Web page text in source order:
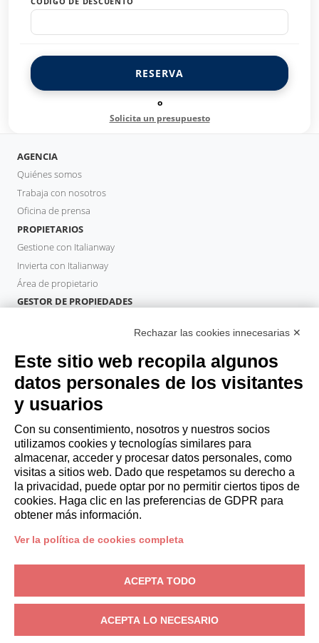
RESERVA
o
Solicita un presupuesto
AGENCIA
Quiénes somos
Trabaja con nosotros
Oficina de prensa
PROPIETARIOS
Gestione con Italianway
Invierta con Italianway
Área de propietario
GESTOR DE PROPIEDADES
HUÉSPEDES
Reserve una estancia
Estancias largas
Experiencias para los Huéspedes
Descuentos para husespedes
Convenios para empresas
booking@italianway.house
+390286882952
N.° de IVA: 08839180968 -PMI Innovativa
Privacidad-Condiciones-Cookies-Whistleblowing
Rechazar las cookies innecesarias ✕
Este sitio web recopila algunos
datos personales de los visitantes
y usuarios
Con su consentimiento, nosotros y nuestros socios
utilizamos cookies y tecnologías similares para
almacenar, acceder y procesar datos personales, como
visitas a sitios web. Dado que respetamos su derecho a
la privacidad, puede optar por no permitir ciertos tipos de
cookies. Haga clic en las preferencias de GDPR para
obtener más información.
Ver la política de cookies completa
ACEPTA TODO
ACEPTA LO NECESARIO